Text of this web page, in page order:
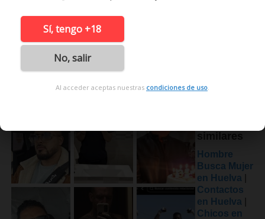
similares
Hombre
Busca Mujer
en Huelva
Contactos
en Huelva
Chicos en
Sí, tengo +18
No, salir
Al acceder aceptas nuestras condiciones de uso